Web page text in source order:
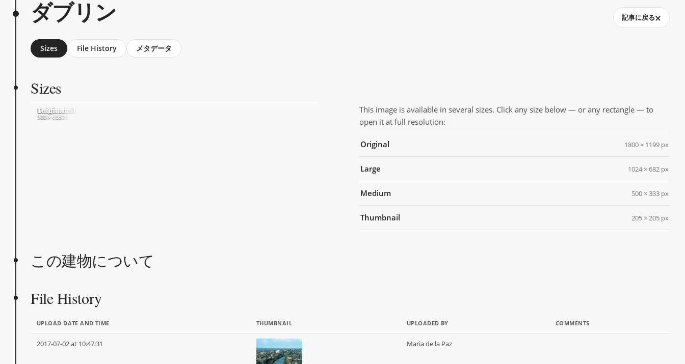
ダブリン 記事に戻る
Sizes File History メタデータ
Sizes
Original
1800 × 1199
Large
1024 × 682
Medium
500 × 333
Thumbnail
205 × 205
This image is available in several sizes. Click any size below — or any rectangle — to
open it at full resolution:
Original 1800 × 1199 px
Large 1024 × 682 px
Medium 500 × 333 px
Thumbnail 205 × 205 px
この建物について
File History
UPLOAD DATE AND TIME THUMBNAIL UPLOADED BY COMMENTS
2017-07-02 at 10:47:31 Maria de la Paz